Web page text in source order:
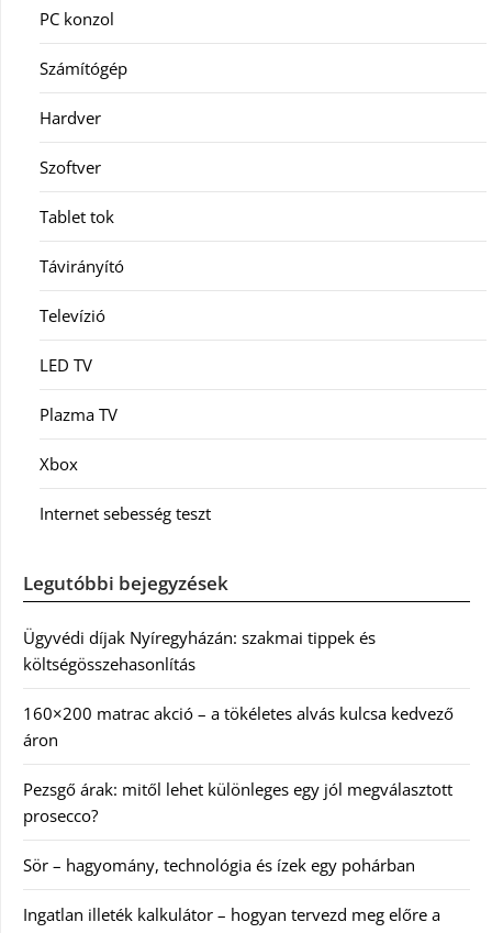
PC konzol
Számítógép
Hardver
Szoftver
Tablet tok
Távirányító
Televízió
LED TV
Plazma TV
Xbox
Internet sebesség teszt
Legutóbbi bejegyzések
Ügyvédi díjak Nyíregyházán: szakmai tippek és
költségösszehasonlítás
160×200 matrac akció – a tökéletes alvás kulcsa kedvező
áron
Pezsgő árak: mitől lehet különleges egy jól megválasztott
prosecco?
Sör – hagyomány, technológia és ízek egy pohárban
Ingatlan illeték kalkulátor – hogyan tervezd meg előre a